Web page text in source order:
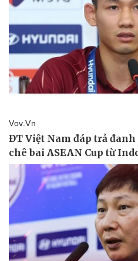
Doanh nghiệp
Thông tin doanh nghiệp
Doanh nghiệp 24h